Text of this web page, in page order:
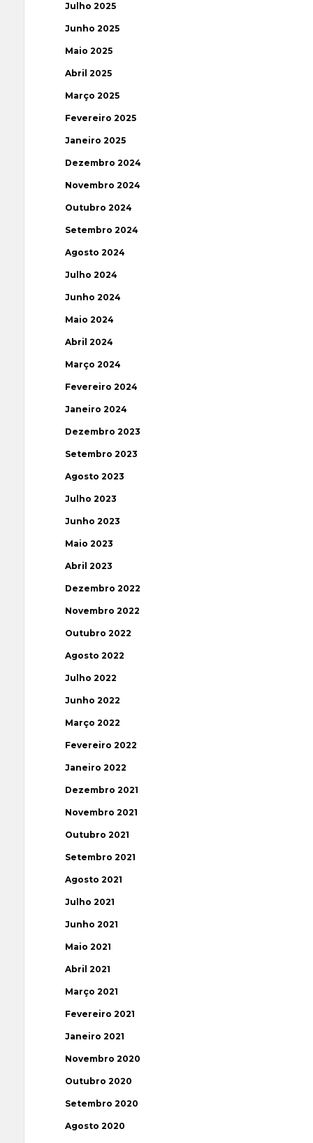
Julho 2025
Junho 2025
Maio 2025
Abril 2025
Março 2025
Fevereiro 2025
Janeiro 2025
Dezembro 2024
Novembro 2024
Outubro 2024
Setembro 2024
Agosto 2024
Julho 2024
Junho 2024
Maio 2024
Abril 2024
Março 2024
Fevereiro 2024
Janeiro 2024
Dezembro 2023
Setembro 2023
Agosto 2023
Julho 2023
Junho 2023
Maio 2023
Abril 2023
Dezembro 2022
Novembro 2022
Outubro 2022
Agosto 2022
Julho 2022
Junho 2022
Março 2022
Fevereiro 2022
Janeiro 2022
Dezembro 2021
Novembro 2021
Outubro 2021
Setembro 2021
Agosto 2021
Julho 2021
Junho 2021
Maio 2021
Abril 2021
Março 2021
Fevereiro 2021
Janeiro 2021
Novembro 2020
Outubro 2020
Setembro 2020
Agosto 2020